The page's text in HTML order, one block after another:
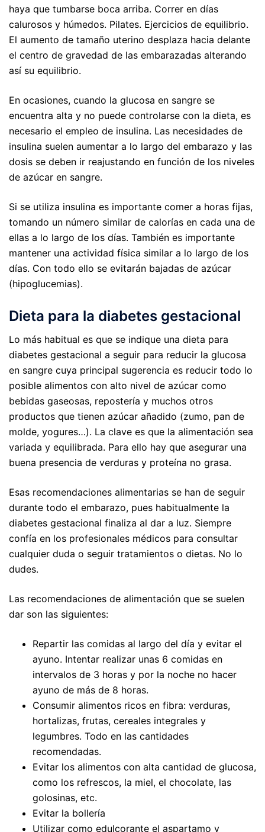
haya que tumbarse boca arriba. Correr en días
calurosos y húmedos. Pilates. Ejercicios de equilibrio.
El aumento de tamaño uterino desplaza hacia delante
el centro de gravedad de las embarazadas alterando
así su equilibrio.
En ocasiones, cuando la glucosa en sangre se
encuentra alta y no puede controlarse con la dieta, es
necesario el empleo de insulina. Las necesidades de
insulina suelen aumentar a lo largo del embarazo y las
dosis se deben ir reajustando en función de los niveles
de azúcar en sangre.
Si se utiliza insulina es importante comer a horas fijas,
tomando un número similar de calorías en cada una de
ellas a lo largo de los días. También es importante
mantener una actividad física similar a lo largo de los
días. Con todo ello se evitarán bajadas de azúcar
(hipoglucemias).
Dieta para la diabetes gestacional
Lo más habitual es que se indique una dieta para
diabetes gestacional a seguir para reducir la glucosa
en sangre cuya principal sugerencia es reducir todo lo
posible alimentos con alto nivel de azúcar como
bebidas gaseosas, repostería y muchos otros
productos que tienen azúcar añadido (zumo, pan de
molde, yogures…). La clave es que la alimentación sea
variada y equilibrada. Para ello hay que asegurar una
buena presencia de verduras y proteína no grasa.
Esas recomendaciones alimentarias se han de seguir
durante todo el embarazo, pues habitualmente la
diabetes gestacional finaliza al dar a luz. Siempre
confía en los profesionales médicos para consultar
cualquier duda o seguir tratamientos o dietas. No lo
dudes.
Las recomendaciones de alimentación que se suelen
dar son las siguientes:
Repartir las comidas al largo del día y evitar el
ayuno. Intentar realizar unas 6 comidas en
intervalos de 3 horas y por la noche no hacer
ayuno de más de 8 horas.
Consumir alimentos ricos en fibra: verduras,
hortalizas, frutas, cereales integrales y
legumbres. Todo en las cantidades
recomendadas.
Evitar los alimentos con alta cantidad de glucosa,
como los refrescos, la miel, el chocolate, las
golosinas, etc.
Evitar la bollería
Utilizar como edulcorante el aspartamo y